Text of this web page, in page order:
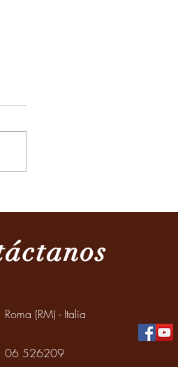
y de los adultos
(RM) - Italia
06 526209